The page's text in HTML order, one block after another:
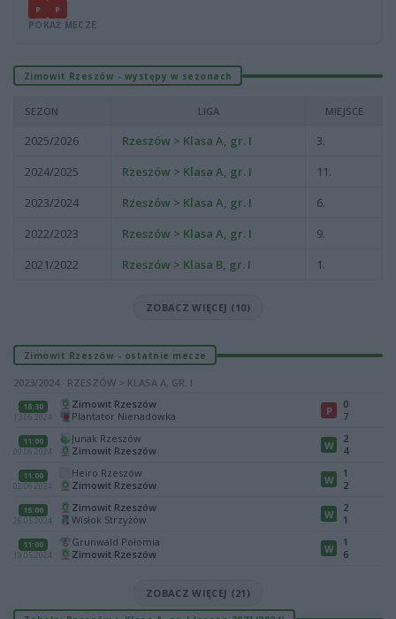
P P
POKAŻ MECZE
Zimowit Rzeszów - występy w sezonach
SEZON LIGA MIEJSCE
2025/2026 Rzeszów > Klasa A, gr. I
3.
2024/2025
Rzeszów > Klasa A, gr. I
11.
2023/2024
Rzeszów > Klasa A, gr. I
6.
2022/2023
Rzeszów > Klasa A, gr. I
9.
2021/2022
Rzeszów > Klasa B, gr. I 1.
ZOBACZ WIĘCEJ (10)
Zimowit Rzeszów - ostatnie mecze
2023/2024 · RZESZÓW > KLASA A, GR. I
18:30
13.06.2024
Zimowit Rzeszów
Plantator Nienadówka
P
0
7
11:00
09.06.2024
Junak Rzeszów
Zimowit Rzeszów
W
2
4
11:00
02.06.2024
Heiro Rzeszów
Zimowit Rzeszów
W
1
2
15:00
26.05.2024
Zimowit Rzeszów
Wisłok Strzyżów
W
2
1
11:00
19.05.2024
Grunwald Połomia
Zimowit Rzeszów
W
1
6
ZOBACZ WIĘCEJ (21)